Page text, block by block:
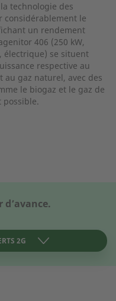
technologie des
considérablement le
un rendement
406 (250 kW,
électrique) se situent
respective au
gaz naturel, avec des
le biogaz et le gaz de
possible.
2G